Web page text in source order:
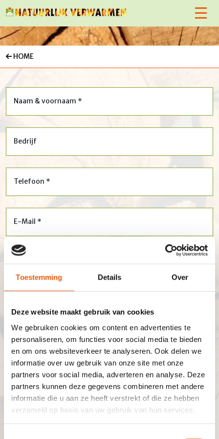
Toestemming Details Over
Deze website maakt gebruik van cookies
We gebruiken cookies om content en advertenties te
personaliseren, om functies voor social media te bieden
en om ons websiteverkeer te analyseren. Ook delen we
informatie over uw gebruik van onze site met onze
partners voor social media, adverteren en analyse. Deze
partners kunnen deze gegevens combineren met andere
informatie die u aan ze heeft verstrekt of die ze hebben
verzameld op basis van uw gebruik van hun services.
HOME
Naam & voornaam *
Bedrijf
Telefoon *
E-Mail *
Adres
Plaats
Land
Uw vraag *